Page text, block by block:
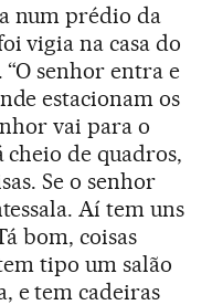
num prédio da
vigia na casa do
senhor entra e
estacionam os
vai para o
de quadros,
Se o senhor
Aí tem uns
bom, coisas
tipo um salão
e tem cadeiras